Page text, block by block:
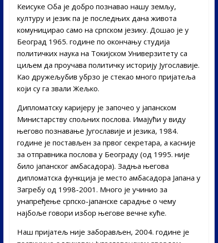
Кеисуке Оба је добро познавао нашу земљу,
културу и језик па је последњих дана живота
комуницирао само на српском језику. Дошао је у
Београд 1965. године по окончању студија
политичких наука на Токијском Универзитету са
циљем да проучава политичку историју Југославије.
Као дружељубив убрзо је стекао много пријатеља
који су га звали Жељко.
Дипломатску каријеру је започео у јапанском
Министарству спољних послова. Имајући у виду
његово познавање Југославије и језика, 1984.
године је постављен за првог секретара, а касније
за отправника послова у Београду (од 1995. није
било јапанског амбасадора). Задња његова
дипломатска функција је место амбасадора Јапана у
Загребу од 1998-2001. Много је учинио за
унапређење српско-јапанске сарадње о чему
најбоље говори избор његове вечне куће.
Наш пријатељ није заборављен, 2004. године је